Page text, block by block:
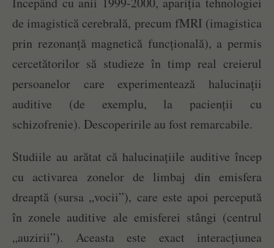
de imagistică cerebrală, precum fMRI (imagistica
prin rezonanță magnetică funcțională), a permis
cercetătorilor să studieze în timp real creierul
persoanelor care experimentează halucinații
auditive (de exemplu, la pacienții cu
schizofrenie). Descoperirile au fost remarcabile.
Studiile au arătat că halucinațiile auditive încep
cu activarea zonelor de limbaj din emisfera
dreaptă (sursa „vocii”), care este apoi percepută
în zonele auditive ale emisferei stângi (centrul
„auzirii”). Aceasta este exact interacțiunea